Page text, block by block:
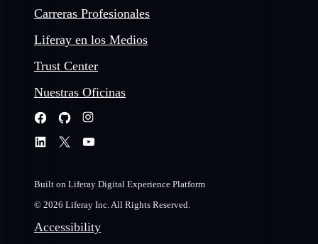
Carreras Profesionales
Liferay en los Medios
Trust Center
Nuestras Oficinas
Built on Liferay Digital Experience Platform
© 2026 Liferay Inc. All Rights Reserved.
Accessibility